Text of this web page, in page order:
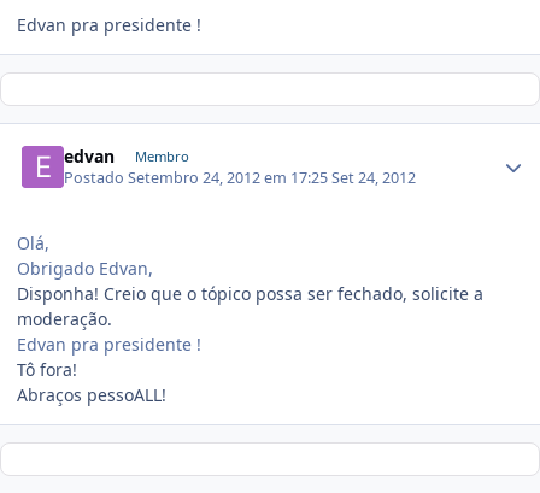
Edvan pra presidente !
edvan Membro
PostadoSetembro 24, 2012 em 17:25Set 24, 2012
Olá,
Obrigado Edvan,
Disponha! Creio que o tópico possa ser fechado, solicite a
moderação.
Edvan pra presidente !
Tô fora!
Abraços pessoALL!